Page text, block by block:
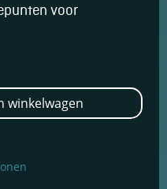
voor
winkelwagen